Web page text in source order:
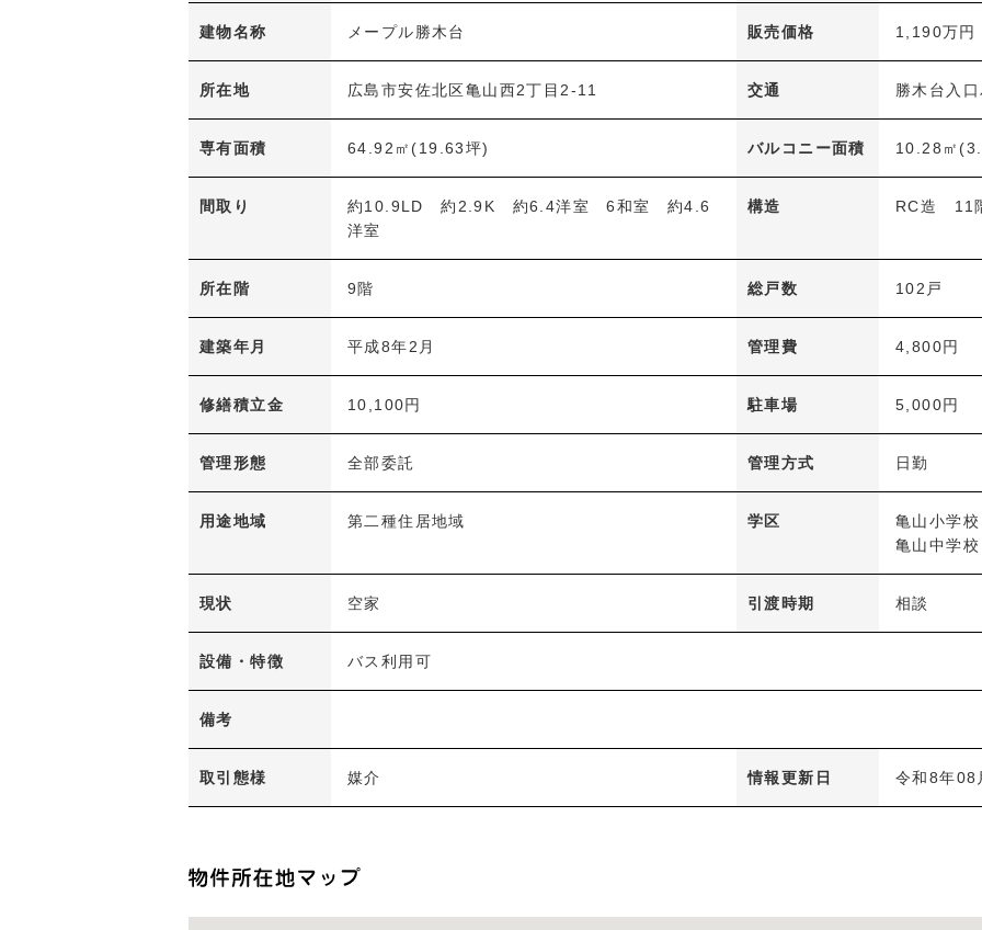
建物名称 メープル勝木台 販売価格 1,190万円
所在地 広島市安佐北区亀山西2丁目2-11 交通 勝木台入
専有面積 64.92㎡(19.63坪) バルコニー面積 10.28㎡
間取り
約10.9LD 約2.9K 約6.4洋室 6和室 約4.6
洋室
構造 RC造 11
所在階 9階 総戸数 102戸
建築年月 平成8年2月 管理費 4,800円
修繕積立金 10,100円 駐車場 5,000円
管理形態 全部委託 管理方式 日勤
用途地域 第二種住居地域 学区
亀山小学校
亀山中学校
現状 空家 引渡時期 相談
設備・特徴 バス利用可
備考
取引態様 媒介 情報更新日 令和8年08